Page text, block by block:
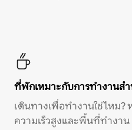
ที่พักเหมาะกับการทำงานส
เดินทางเพื่อทำงานใช่ไหม?
ความเร็วสูงและพื้นที่ทำงาน